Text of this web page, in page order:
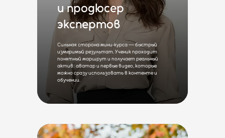
и продюсер
экспертов
Сильная сторона мини‑курса — быстрый
измеримый результат. Ученик проходит
понятный маршрут и получает реальный
актив: аватар и первые видео, которые
можно сразу использовать в контенте и
обучении.